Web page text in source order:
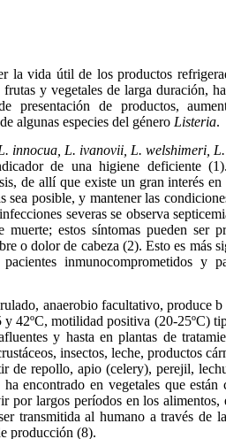
la vida útil de los productos
frutas y vegetales de larga duración,
presentación de productos,
algunas especies del género Listeria.
L. innocua, L. ivanovii, L. welshimeri,
de una higiene deficiente
de allí que existe un gran interés en
posible, y mantener las
severas se observa
estos síntomas pueden ser
o dolor de cabeza (2). Esto es más
inmunocomprometidos y
anaerobio facultativo, produce b
y 42ºC, motilidad positiva (20-25ºC)
y hasta en plantas de
insectos, leche, productos
de repollo, apio (celery), perejil,
encontrado en vegetales que están
por largos períodos en los alimentos,
transmitida al humano a través de
producción (8).